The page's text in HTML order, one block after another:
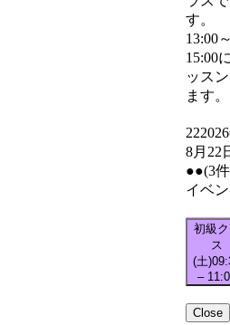
す。
13:00
15:00
ッス
ます。
22
8月22
●●(3
イベ
初級
ス
(土)
–
Close